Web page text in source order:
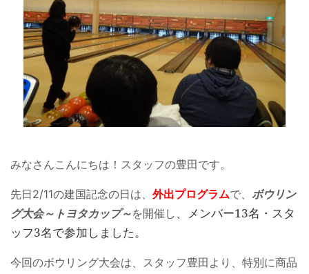
みなさんこんにちは！スタッフの豊田です。
先日2/11の建国記念の日は、 外出プログラムで、 ボウリン
グ大会～トヨタカップ～を開催し 、メンバー13名・スタ
ッフ3名で参加しました。
今回のボウリング大会は、スタッフ豊田より、特別に商品